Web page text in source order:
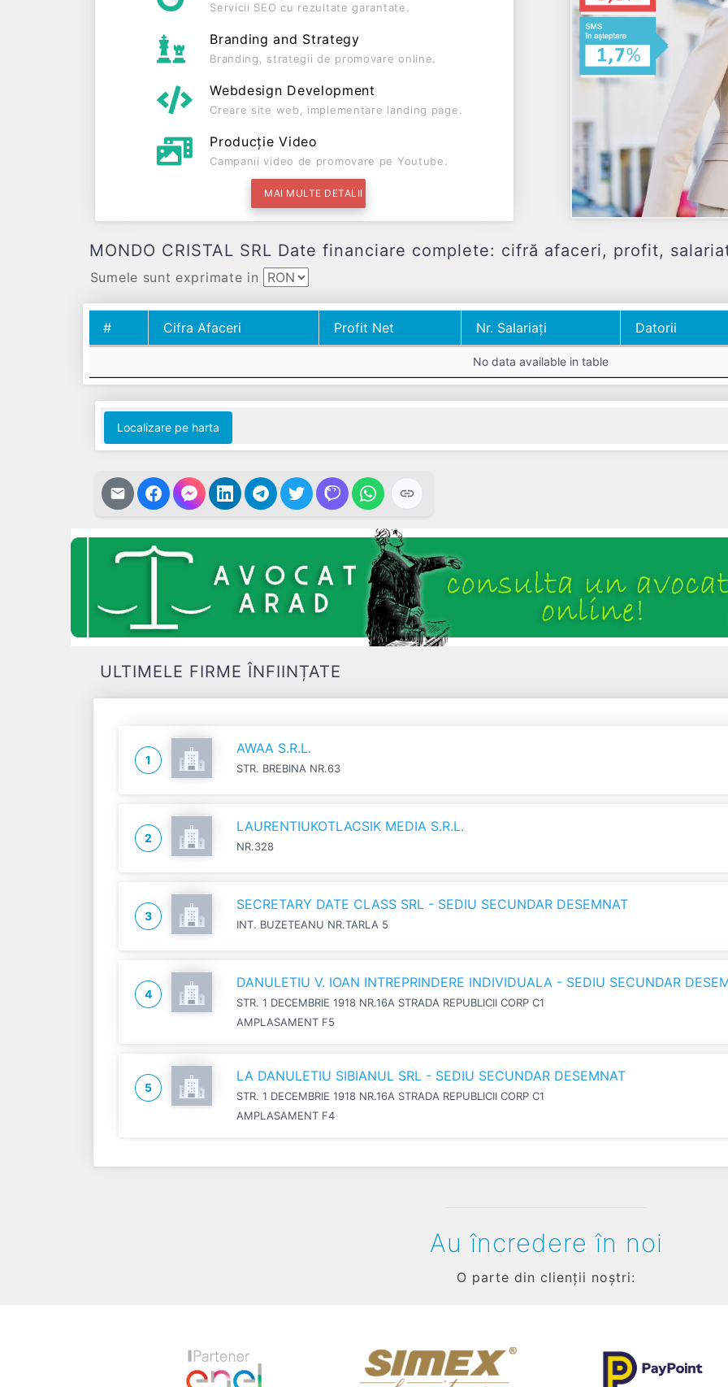
Servicii SEO cu rezultate garantate.
Branding and Strategy
Branding, strategii de promovare online.
Webdesign Development
Creare site web, implementare landing page.
Producție Video
Campanii video de promovare pe Youtube.
MAI MULTE DETALII
MONDO CRISTAL SRL Date financiare complete: cifră afaceri, profit,
Sumele sunt exprimate in
# Cifra Afaceri Profit Net Nr. Salariați
Datorii
Nr. Salariați
No data available in table
Localizare pe harta
ULTIMELE FIRME ÎNFIINȚATE
1
AWAA S.R.L.
STR. BREBINA NR.63
2
LAURENTIUKOTLACSIK MEDIA S.R.L.
NR.328
3
SECRETARY DATE CLASS SRL - SEDIU SECUNDAR DESEMNAT
INT. BUZETEANU NR.TARLA 5
4
DANULETIU V. IOAN INTREPRINDERE INDIVIDUALA - SEDIU SECUNDAR
STR. 1 DECEMBRIE 1918 NR.16A STRADA REPUBLICII CORP C1
AMPLASAMENT F5
5
LA DANULETIU SIBIANUL SRL - SEDIU SECUNDAR DESEMNAT
STR. 1 DECEMBRIE 1918 NR.16A STRADA REPUBLICII CORP C1
AMPLASAMENT F4
Au încredere în noi
O parte din clienții noștri: